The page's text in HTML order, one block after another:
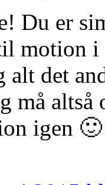
Du er
motion i
det
må altså
igen 🙂